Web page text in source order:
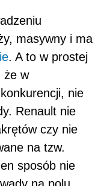
masywny i ma
. A to w prostej
że w
nie
Renault nie
czy nie
na tzw.
sposób nie